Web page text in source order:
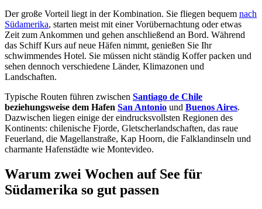
Der große Vorteil liegt in der Kombination. Sie fliegen bequem nach
Südamerika, starten meist mit einer Vorübernachtung oder etwas
Zeit zum Ankommen und gehen anschließend an Bord. Während
das Schiff Kurs auf neue Häfen nimmt, genießen Sie Ihr
schwimmendes Hotel. Sie müssen nicht ständig Koffer packen und
sehen dennoch verschiedene Länder, Klimazonen und
Landschaften.
Typische Routen führen zwischen Santiago de Chile
beziehungsweise dem Hafen San Antonio und Buenos Aires.
Dazwischen liegen einige der eindrucksvollsten Regionen des
Kontinents: chilenische Fjorde, Gletscherlandschaften, das raue
Feuerland, die Magellanstraße, Kap Hoorn, die Falklandinseln und
charmante Hafenstädte wie Montevideo.
Warum zwei Wochen auf See für
Südamerika so gut passen